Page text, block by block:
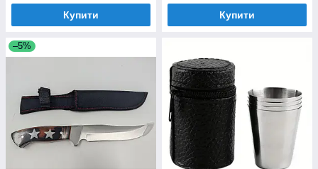
Купити Купити
–5%